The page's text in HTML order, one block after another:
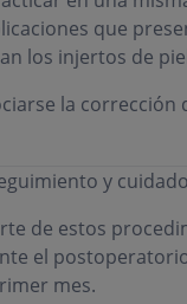
que
los injertos de
la corrección
y
de estos
el
mes.